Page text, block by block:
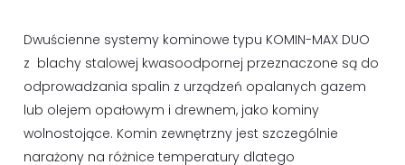
Dwuścienne systemy kominowe typu KOMIN-MAX DUO
z blachy stalowej kwasoodpornej przeznaczone są do
odprowadzania spalin z urządzeń opalanych gazem
lub olejem opałowym i drewnem, jako kominy
wolnostojące. Komin zewnętrzny jest szczególnie
narażony na różnice temperatury dlatego